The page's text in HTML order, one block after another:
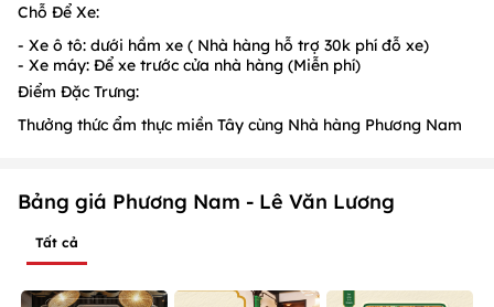
Chỗ Để Xe:
- Xe ô tô: dưới hầm xe ( Nhà hàng hỗ trợ 30k phí đỗ xe)
- Xe máy: Để xe trước cửa nhà hàng (Miễn phí)
Điểm Đặc Trưng:
Thưởng thức ẩm thực miền Tây cùng Nhà hàng Phương Nam
Bảng giá Phương Nam - Lê Văn Lương
Tất cả